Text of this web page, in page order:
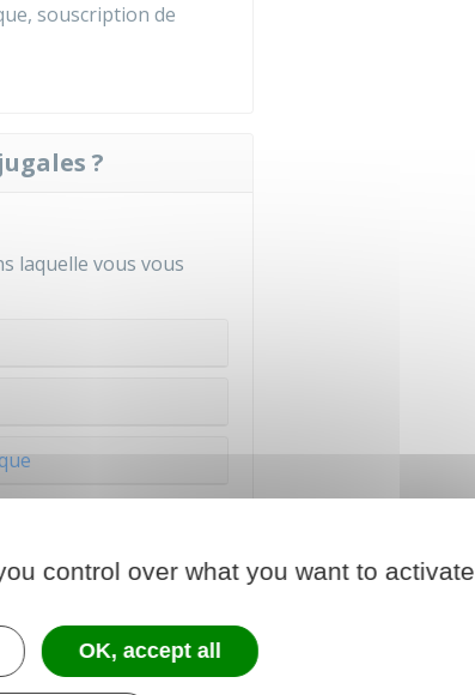
souscription de
?
laquelle vous vous
pacsé ou en
par une
légistes, infirmières,
control over what you want to activate
OK, accept all